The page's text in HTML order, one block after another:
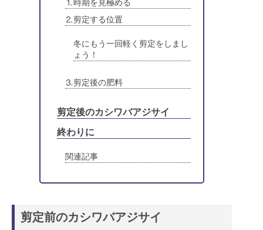
⒈時期を見極める
⒉剪定する位置
冬にもう一回軽く剪定をしまし
ょう！
⒊剪定後の肥料
剪定後のカシワバアジサイ
終わりに
関連記事
剪定前のカシワバアジサイ